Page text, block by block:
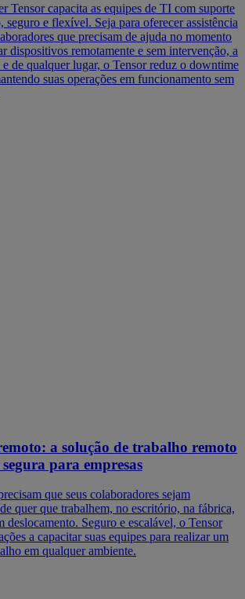
Tensor capacita as equipes de TI com suporte
seguro e flexível. Seja para oferecer assistência
que precisam de ajuda no momento
dispositivos remotamente e sem intervenção, a
de qualquer lugar, o Tensor reduz o downtime
suas operações em funcionamento sem
a solução de trabalho remoto
para empresas
que seus colaboradores sejam
quer que trabalhem, no escritório, na fábrica,
deslocamento. Seguro e escalável, o Tensor
a capacitar suas equipes para realizar um
em qualquer ambiente.